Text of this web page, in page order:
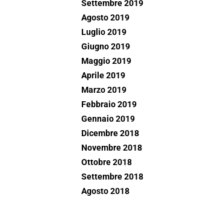
Settembre 2019
Agosto 2019
Luglio 2019
Giugno 2019
Maggio 2019
Aprile 2019
Marzo 2019
Febbraio 2019
Gennaio 2019
Dicembre 2018
Novembre 2018
Ottobre 2018
Settembre 2018
Agosto 2018